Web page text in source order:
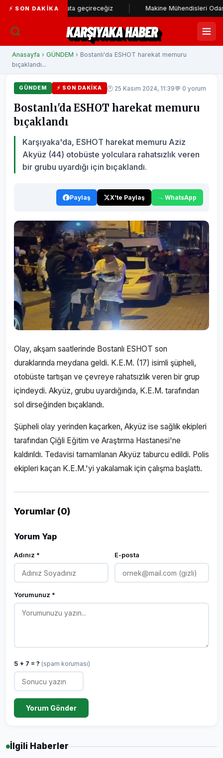
⚡ SON DAKIKA
stadı hayata geçireceğiz Makine Mühendisleri Odası'ndan
KARŞIYAKA HABER
Anasayfa › GÜNDEM › Bostanlı'da ESHOT harekat memuru
bıçaklandı...
GÜNDEM ⚡ SON DAKIKA 🕐 25 Kasım 2024, 11:39💬 0 yorum
Bostanlı'da ESHOT harekat memuru
bıçaklandı
Karşıyaka'da, ESHOT harekat memuru Aziz
Akyüz (44) otobüste yolculara rahatsızlık veren
bir grubu uyardığı için bıçaklandı.
Paylaş X'te Paylaş WhatsApp
Olay, akşam saatlerinde Bostanlı ESHOT son
duraklarında meydana geldi. K.E.M. (17) isimli şüpheli,
otobüste tartışan ve çevreye rahatsızlık veren bir grup
içindeydi. Akyüz, grubu uyardığında, K.E.M. tarafından
sol dirseğinden bıçaklandı.
Şüpheli olay yerinden kaçarken, Akyüz ise sağlık ekipleri
tarafından Çiğli Eğitim ve Araştırma Hastanesi'ne
kaldırıldı. Tedavisi tamamlanan Akyüz taburcu edildi. Polis
ekipleri kaçan K.E.M.'yi yakalamak için çalışma başlattı.
Yorumlar (0)
Yorum Yap
Adınız * E-posta
Yorumunuz *
5 + 7 = ? (spam koruması)
Yorum Gönder
İlgili Haberler